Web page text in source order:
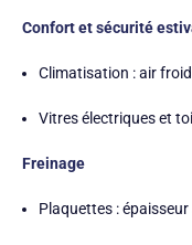
Confort et sécurité
Climatisation : air
Vitres électriques et
Freinage
Plaquettes :